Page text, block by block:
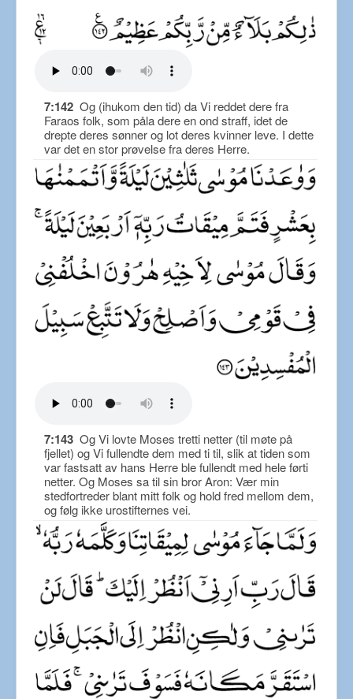
7:142 Og (ihukom den tid) da Vi reddet dere fra
Faraos folk, som påla dere en ond straff, idet de
drepte deres sønner og lot deres kvinner leve. I dette
var det en stor prøvelse fra deres Herre.
7:143 Og Vi lovte Moses tretti netter (til møte på
fjellet) og Vi fullendte dem med ti til, slik at tiden som
var fastsatt av hans Herre ble fullendt med hele førti
netter. Og Moses sa til sin bror Aron: Vær min
stedfortreder blant mitt folk og hold fred mellom dem,
og følg ikke urostifternes vei.